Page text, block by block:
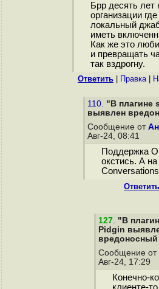
Брр десять лет
организации
локальный
иметь
Как же это
и превращать
так вздрогну.
Ответить Правка|
110. "В плагине
выявлен
Сообщение от
Авг-24, 08:41
Поддержка
окстись. А
Ответить
127. "В
Pidgin
вредоносный
Сообщение от
Авг-24, 17:29
Конечно-